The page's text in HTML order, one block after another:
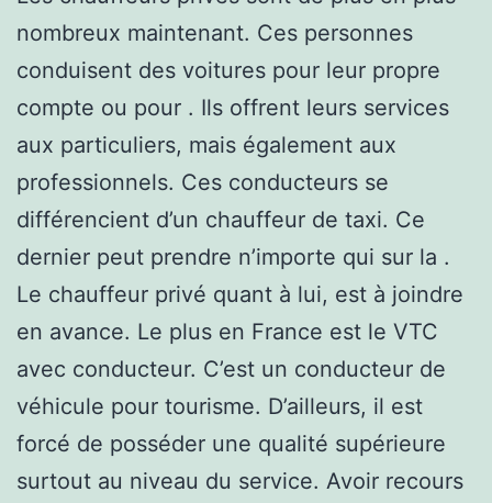
nombreux maintenant. Ces personnes
conduisent des voitures pour leur propre
compte ou pour . Ils offrent leurs services
aux particuliers, mais également aux
professionnels. Ces conducteurs se
différencient d’un chauffeur de taxi. Ce
dernier peut prendre n’importe qui sur la .
Le chauffeur privé quant à lui, est à joindre
en avance. Le plus en France est le VTC
avec conducteur. C’est un conducteur de
véhicule pour tourisme. D’ailleurs, il est
forcé de posséder une qualité supérieure
surtout au niveau du service. Avoir recours